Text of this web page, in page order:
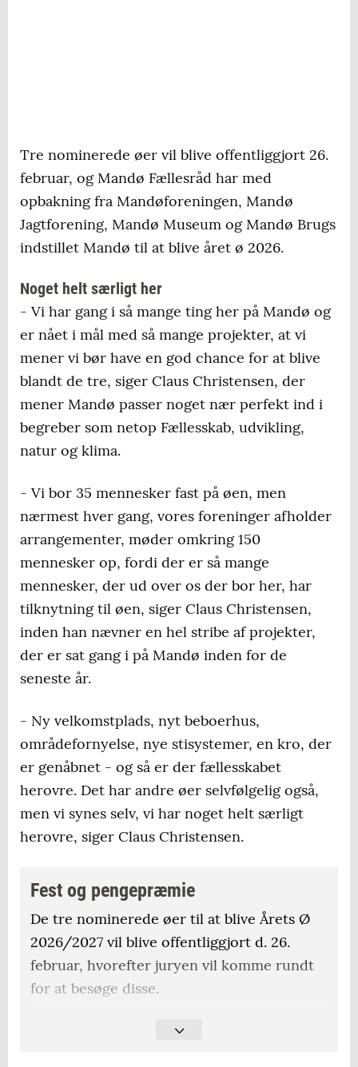
Tre nominerede øer vil blive offentliggjort 26.
februar, og Mandø Fællesråd har med
opbakning fra Mandøforeningen, Mandø
Jagtforening, Mandø Museum og Mandø Brugs
indstillet Mandø til at blive året ø 2026.
Noget helt særligt her
- Vi har gang i så mange ting her på Mandø og
er nået i mål med så mange projekter, at vi
mener vi bør have en god chance for at blive
blandt de tre, siger Claus Christensen, der
mener Mandø passer noget nær perfekt ind i
begreber som netop Fællesskab, udvikling,
natur og klima.
- Vi bor 35 mennesker fast på øen, men
nærmest hver gang, vores foreninger afholder
arrangementer, møder omkring 150
mennesker op, fordi der er så mange
mennesker, der ud over os der bor her, har
tilknytning til øen, siger Claus Christensen,
inden han nævner en hel stribe af projekter,
der er sat gang i på Mandø inden for de
seneste år.
- Ny velkomstplads, nyt beboerhus,
områdefornyelse, nye stisystemer, en kro, der
er genåbnet - og så er der fællesskabet
herovre. Det har andre øer selvfølgelig også,
men vi synes selv, vi har noget helt særligt
herovre, siger Claus Christensen.
Fest og pengepræmie
De tre nominerede øer til at blive Årets Ø
2026/2027 vil blive offentliggjort d. 26.
februar, hvorefter juryen vil komme rundt
for at besøge disse.
Vinderøen offentliggøres d. 30. april, og